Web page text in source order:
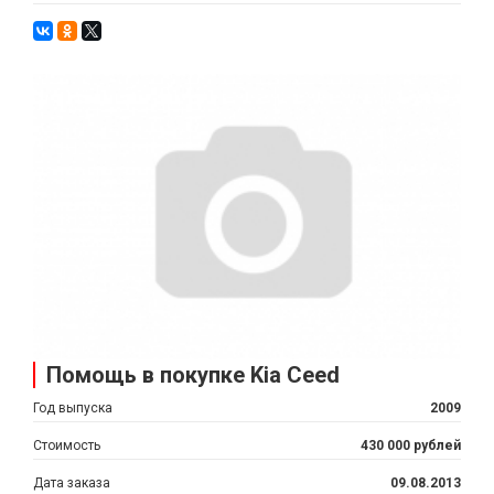
Помощь в покупке Kia Ceed
Год выпуска 2009
Стоимость 430 000 рублей
Дата заказа 09.08.2013